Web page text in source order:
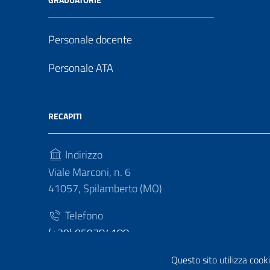
Questo sito utilizza
Personale docente
Personale ATA
RECAPITI
Indirizzo
Viale Marconi, n. 6
41057, Spilamberto (MO)
Telefono
(+39) 059784188